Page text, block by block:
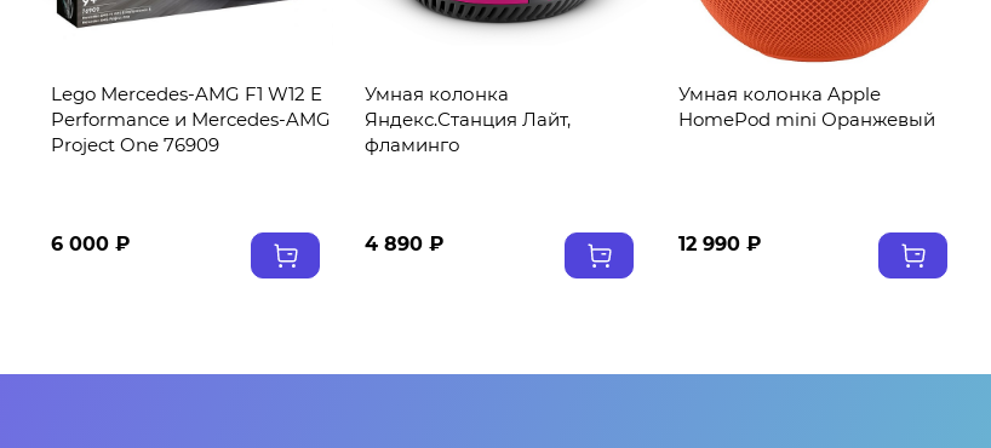
Lego Mercedes-AMG F1 W12 E
Performance и Mercedes-AMG
Project One 76909
6 000 ₽
Умная колонка
Яндекс.Станция Лайт,
фламинго
4 890 ₽
Умная колонка Apple
HomePod mini Оранжевый
12 990 ₽